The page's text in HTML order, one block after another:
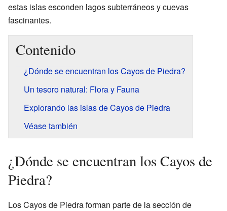
estas islas esconden lagos subterráneos y cuevas
fascinantes.
Contenido
¿Dónde se encuentran los Cayos de Piedra?
Un tesoro natural: Flora y Fauna
Explorando las islas de Cayos de Piedra
Véase también
¿Dónde se encuentran los Cayos de
Piedra?
Los Cayos de Piedra forman parte de la sección de